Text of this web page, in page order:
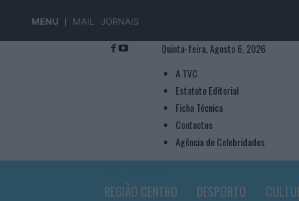
MENU MAIL JORNAIS
Quinta-feira, Agosto 6, 2026
A TVC
Estatuto Editorial
Ficha Técnica
Contactos
Agência de Celebridades
REGIÃO CENTRO DESPORTO